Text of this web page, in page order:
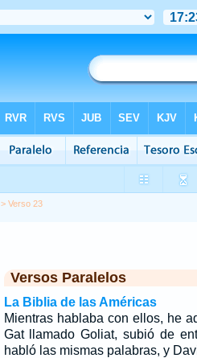
> Verso 23
Versos Paralelos
La Biblia de las Américas
Mientras hablaba con ellos, he
Gat llamado Goliat, subió de
habló las mismas palabras, y